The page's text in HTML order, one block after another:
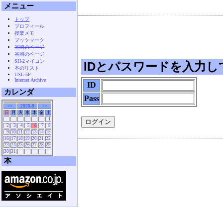
IDとパスワードを入力し
ID
Pass
メニュー
トップ
プロフィール
授業メモ
ブックマーク
谷岡のページ
谷岡のページ
SH-2マイコン
本のリスト
USL-5P
Internet Archive
カレンダ
<< 2026-8
>>
日
月 火 水 木 金
土
1
2
3 4 5 6 7
8
9 10 11 12 13 14 15
16 17 18 19 20 21
22
23 24 25 26 27 28 29
30 31
本